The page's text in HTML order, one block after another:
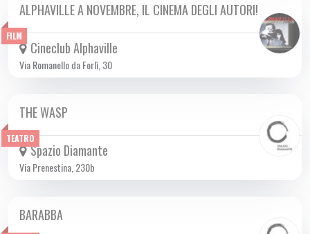
FILM
DA VEN 01/11 A DOM 01/12 2024
ALPHAVILLE A NOVEMBRE, IL CINEMA DEGLI AUTORI!
Cineclub Alphaville
Via Romanello da Forlì, 30
TEATRO
DA GIO 07/11 A DOM 10/11 2024
THE WASP
Spazio Diamante
Via Prenestina, 230b
DA GIO 07/11 A DOM 10/11 2024
BARABBA